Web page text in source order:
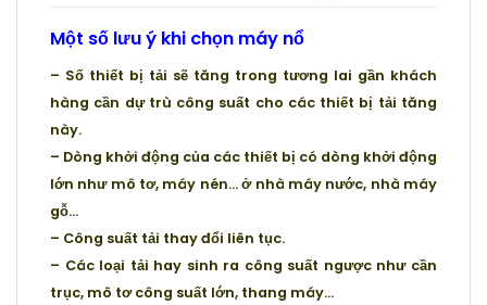
Một số lưu ý khi chọn máy nổ
– Số thiết bị tải sẽ tăng trong tương lai gần khách
hàng cần dự trù công suất cho các thiết bị tải tăng
này.
– Dòng khởi động của các thiết bị có dòng khởi động
lớn như mô tơ, máy nén… ở nhà máy nước, nhà máy
gỗ…
– Công suất tải thay đổi liên tục.
– Các loại tải hay sinh ra công suất ngược như cần
trục, mô tơ công suất lớn, thang máy…